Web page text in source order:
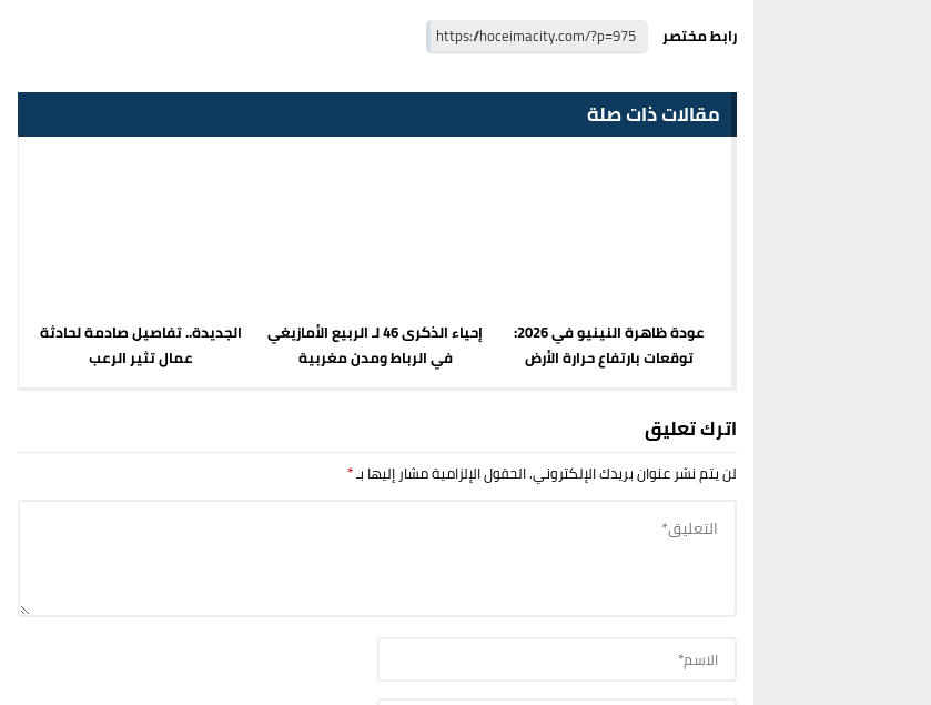
رابط مختصر
مقالات ذات صلة
عودة ظاهرة النينيو في 2026:
توقعات بارتفاع حرارة الأرض
إحياء الذكرى 46 لـ الربيع الأمازيغي
في الرباط ومدن مغربية
الجديدة.. تفاصيل صادمة لحادثة
عمال تثير الرعب
اترك تعليق
لن يتم نشر عنوان بريدك الإلكتروني.الحقول الإلزامية مشار إليها بـ*